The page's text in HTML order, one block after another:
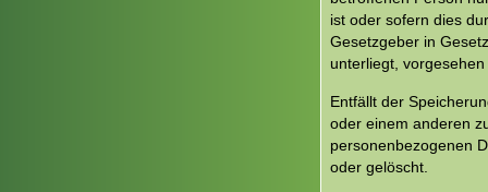
ist oder sofern dies
Gesetzgeber in
unterliegt,
Entfällt der
oder einem anderen
personenbezogenen
oder gelöscht.